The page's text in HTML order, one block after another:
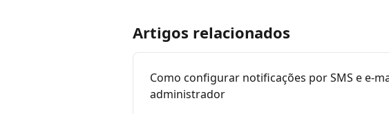
Artigos relacionados
Como configurar notificações por SMS e e-
administrador